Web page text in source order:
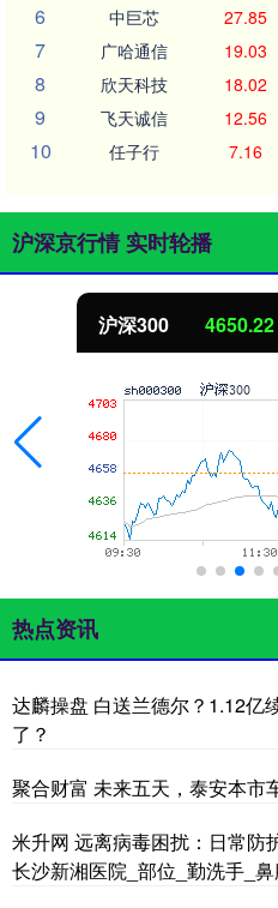
6 中巨芯 27.85
7 广哈通信 19.03
8 欣天科技 18.02
9 飞天诚信 12.56
10 任子行 7.16
沪深京行情 实时轮播
北证50 1122.88
热点资讯
达麟操盘 白送兰德尔？1.12亿
了？
聚合财富 未来五天，泰安本市
米升网 远离病毒困扰：日常防
长沙新湘医院_部位_勤洗手_